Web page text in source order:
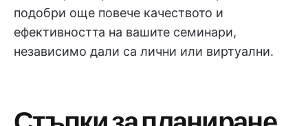
подобри още повече качеството и
ефективността на вашите семинари,
независимо дали са лични или виртуални.